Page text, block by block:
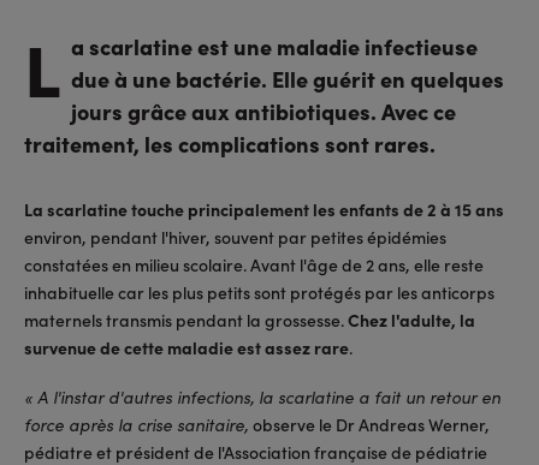
L a scarlatine est une maladie infectieuse
due à une bactérie. Elle guérit en quelques
jours grâce aux antibiotiques. Avec ce
traitement, les complications sont rares.
La scarlatine touche principalement les enfants de 2 à 15 ans
environ, pendant l'hiver, souvent par petites épidémies
constatées en milieu scolaire. Avant l'âge de 2 ans, elle reste
inhabituelle car les plus petits sont protégés par les anticorps
maternels transmis pendant la grossesse.Chez l'adulte, la
survenue de cette maladie est assez rare.
« A l'instar d'autres infections, la scarlatine a fait un retour en
force après la crise sanitaire, observe le Dr Andreas Werner,
pédiatre et président de l'Association française de pédiatrie